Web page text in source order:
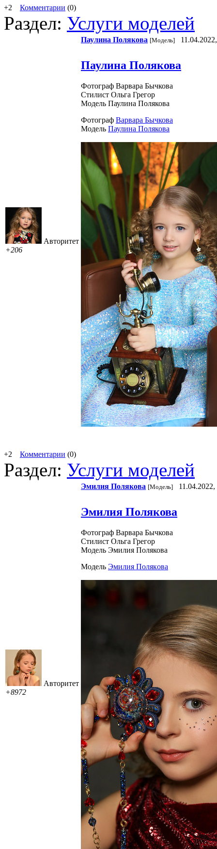
+2 Комментарии (0)
Раздел: Услуги моделей
Авторитет
+206
Паулина Полякова [Модель]
Паулина Полякова
Фотограф Варвара Бычкова
Стилист Ольга Грегор
Модель Паулина Полякова
Фотограф Варвара Бычкова
Модель Паулина Полякова
+2 Комментарии (0)
Раздел: Услуги моделей
Авторитет
+8972
Эмилия Пoлякoвa [Модель]
Эмилия Полякова
Фотограф Варвара Бычкова
Стилист Ольга Грегор
Модель Эмилия Полякова
Модель Эмилия Пoлякoвa